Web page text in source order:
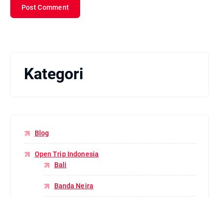
Kategori
Blog
Open Trip Indonesia
Bali
Banda Neira